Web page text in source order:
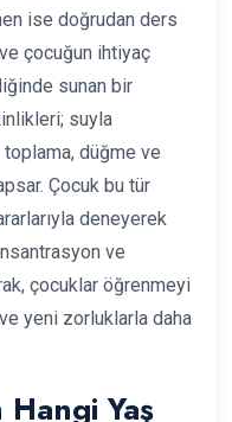
ise doğrudan ders
çocuğun ihtiyaç
sunan bir
suyla
düğme ve
Çocuk bu tür
deneyerek
ve
çocuklar öğrenmeyi
yeni zorluklarla daha
Yaş